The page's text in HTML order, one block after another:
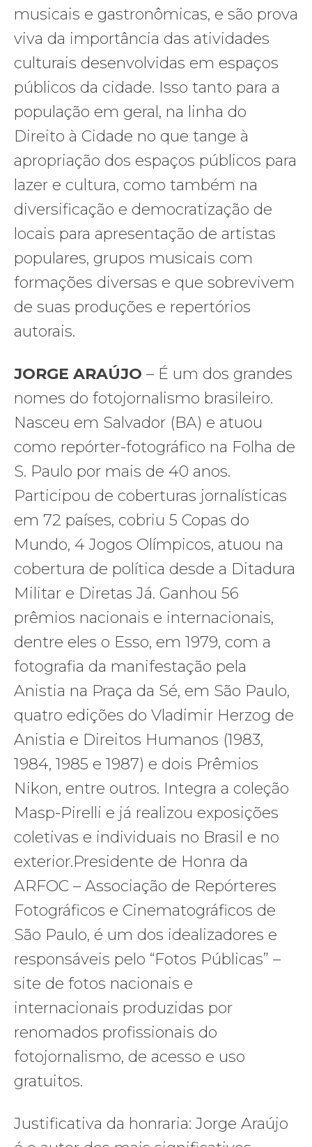
musicais e gastronômicas, e são prova
viva da importância das atividades
culturais desenvolvidas em espaços
públicos da cidade. Isso tanto para a
população em geral, na linha do
Direito à Cidade no que tange à
apropriação dos espaços públicos para
lazer e cultura, como também na
diversificação e democratização de
locais para apresentação de artistas
populares, grupos musicais com
formações diversas e que sobrevivem
de suas produções e repertórios
autorais.
JORGE ARAÚJO – É um dos grandes
nomes do fotojornalismo brasileiro.
Nasceu em Salvador (BA) e atuou
como repórter-fotográfico na Folha de
S. Paulo por mais de 40 anos.
Participou de coberturas jornalísticas
em 72 países, cobriu 5 Copas do
Mundo, 4 Jogos Olímpicos, atuou na
cobertura de política desde a Ditadura
Militar e Diretas Já. Ganhou 56
prêmios nacionais e internacionais,
dentre eles o Esso, em 1979, com a
fotografia da manifestação pela
Anistia na Praça da Sé, em São Paulo,
quatro edições do Vladimir Herzog de
Anistia e Direitos Humanos (1983,
1984, 1985 e 1987) e dois Prêmios
Nikon, entre outros. Integra a coleção
Masp-Pirelli e já realizou exposições
coletivas e individuais no Brasil e no
exterior.Presidente de Honra da
ARFOC – Associação de Repórteres
Fotográficos e Cinematográficos de
São Paulo, é um dos idealizadores e
responsáveis pelo “Fotos Públicas” –
site de fotos nacionais e
internacionais produzidas por
renomados profissionais do
fotojornalismo, de acesso e uso
gratuitos.
Justificativa da honraria: Jorge Araújo